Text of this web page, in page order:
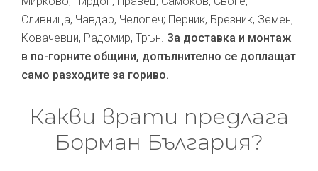
Сливница, Чавдар, Челопеч; Перник, Брезник, Земен,
Ковачевци, Радомир, Трън. За доставка и монтаж
в по-горните общини, допълнително се доплащат
само разходите за гориво.
Какви врати предлага
Борман България?